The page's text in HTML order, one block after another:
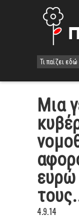
Τι παίζει εδώ
Μια
ευρώ
4.9.14